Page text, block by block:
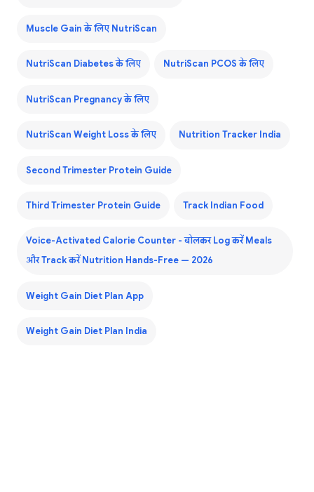
Muscle Gain के लिए NutriScan
NutriScan Diabetes के लिए NutriScan PCOS के लिए
NutriScan Pregnancy के लिए
NutriScan Weight Loss के लिए Nutrition Tracker India
Second Trimester Protein Guide
Third Trimester Protein Guide Track Indian Food
Voice-Activated Calorie Counter - बोलकर Log करें Meals
और Track करें Nutrition Hands-Free — 2026
Weight Gain Diet Plan App
Weight Gain Diet Plan India